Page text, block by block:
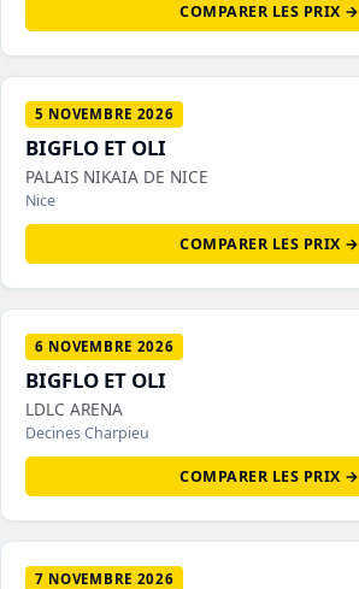
COMPARER LES PRIX →
5 NOVEMBRE 2026
BIGFLO ET OLI
PALAIS NIKAIA DE NICE
Nice
COMPARER LES PRIX →
6 NOVEMBRE 2026
BIGFLO ET OLI
LDLC ARENA
Decines Charpieu
COMPARER LES PRIX →
7 NOVEMBRE 2026